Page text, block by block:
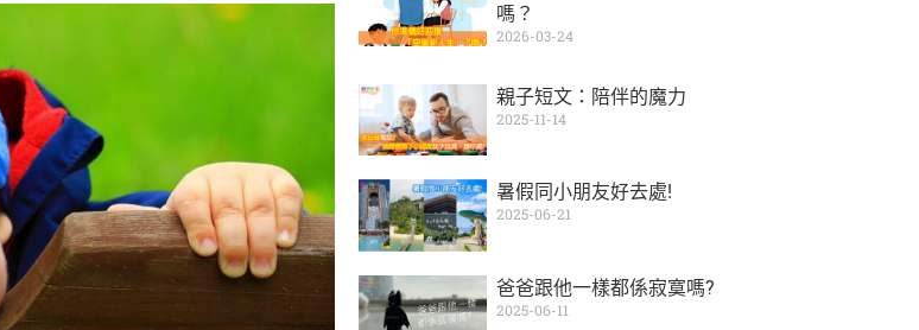
嗎？
2026-03-24
親子短文：陪伴的魔力
2025-11-14
暑假同小朋友好去處!
2025-06-21
爸爸跟他一樣都係寂寞嗎?
2025-06-11